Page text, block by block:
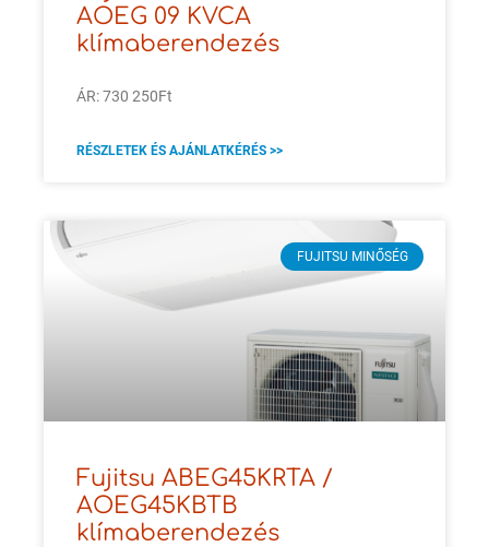
AOEG 09 KVCA
klímaberendezés
ÁR: 730 250Ft
RÉSZLETEK ÉS AJÁNLATKÉRÉS >>
FUJITSU MINŐSÉG
Fujitsu ABEG45KRTA /
AOEG45KBTB
klímaberendezés